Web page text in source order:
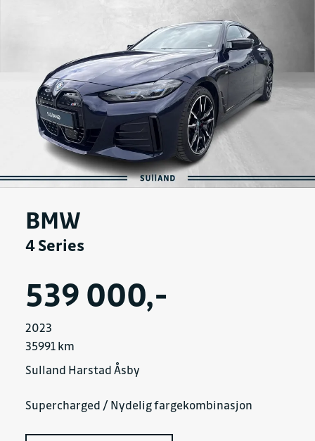
BMW
4 Series
539 000,-
2023
35991 km
Sulland Harstad Åsby
Supercharged / Nydelig fargekombinasjon